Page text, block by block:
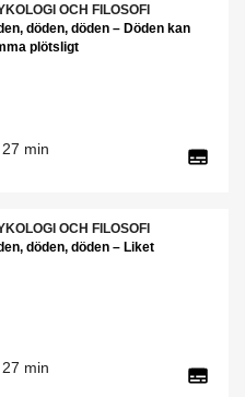
OCH FILOSOFI
döden, döden – Döden kan
plötsligt
27 min
OCH FILOSOFI
döden, döden – Liket
27 min